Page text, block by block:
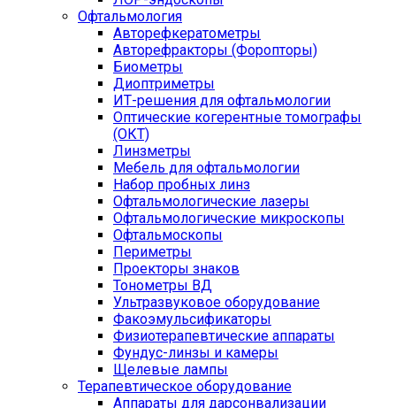
Офтальмология
Авторефкератометры
Авторефракторы (Форопторы)
Биометры
Диоптриметры
ИТ-решения для офтальмологии
Оптические когерентные томографы
(ОКТ)
Линзметры
Мебель для офтальмологии
Набор пробных линз
Офтальмологические лазеры
Офтальмологические микроскопы
Офтальмоскопы
Периметры
Проекторы знаков
Тонометры ВД
Ультразвуковое оборудование
Факоэмульсификаторы
Физиотерапевтические аппараты
Фундус-линзы и камеры
Щелевые лампы
Терапевтическое оборудование
Аппараты для дарсонвализации